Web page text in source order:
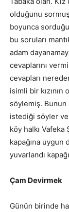
olduğunu
boyunca sorduğu
bu soruları
adam
cevaplarını
cevapları
isimli bir
söylemiş. Bunun
istediği söyler
köy halkı
kapağına
yuvarlandı
Çam Devirmek
Günün birinde